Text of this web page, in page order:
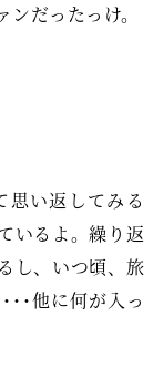
だったっけ。
思い返してみる
いるよ。繰り返
し、いつ頃、旅
･･他に何が入っ